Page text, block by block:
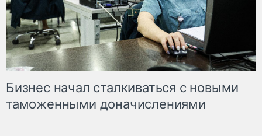
Бизнес начал сталкиваться с новыми
таможенными доначислениями